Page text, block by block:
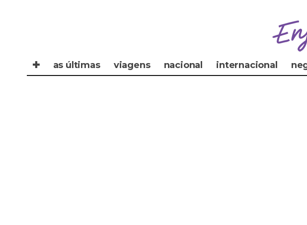
✚ as últimas viagens nacional internacional